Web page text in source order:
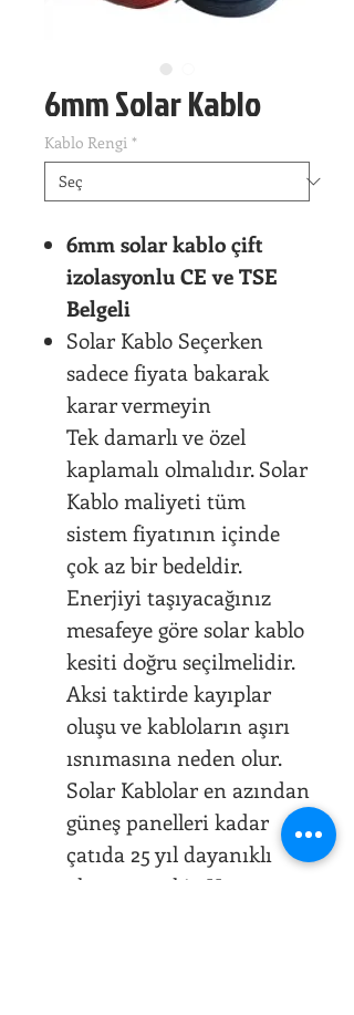
6mm Solar Kablo
Kablo Rengi *
6mm solar kablo çift
izolasyonlu CE ve TSE
Belgeli
Solar Kablo Seçerken
sadece fiyata bakarak
karar vermeyin
Tek damarlı ve özel
kaplamalı olmalıdır. Solar
Kablo maliyeti tüm
sistem fiyatının içinde
çok az bir bedeldir.
Enerjiyi taşıyacağınız
mesafeye göre solar kablo
kesiti doğru seçilmelidir.
Aksi taktirde kayıplar
oluşu ve kabloların aşırı
ısnımasına neden olur.
Solar Kablolar en azından
güneş panelleri kadar
çatıda 25 yıl dayanıklı
olması gerekir. Ucuz